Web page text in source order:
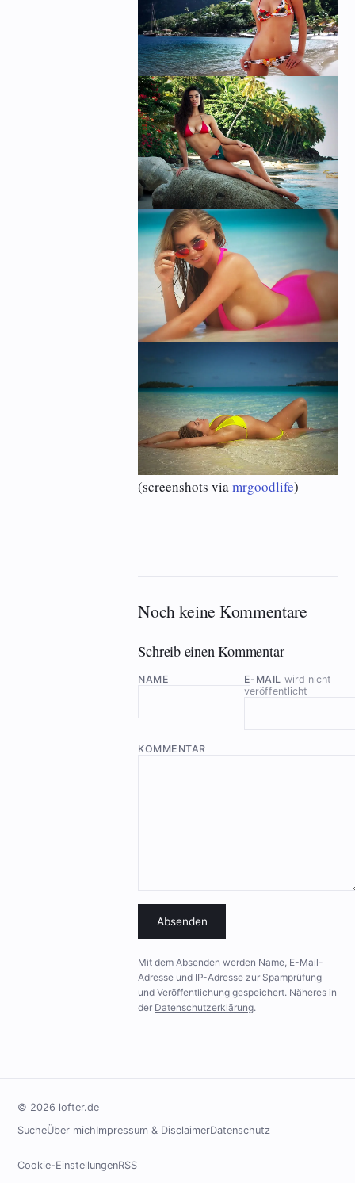
(screenshots viamrgoodlife)
Noch keine Kommentare
Schreib einen Kommentar
NAME E-MAIL wird nicht
veröffentlicht
KOMMENTAR
Absenden
Mit dem Absenden werden Name, E-Mail-
Adresse und IP-Adresse zur Spamprüfung
und Veröffentlichung gespeichert. Näheres in
der Datenschutzerklärung.
© 2026 lofter.de
SucheÜber michImpressum & DisclaimerDatenschutz
Cookie-EinstellungenRSS